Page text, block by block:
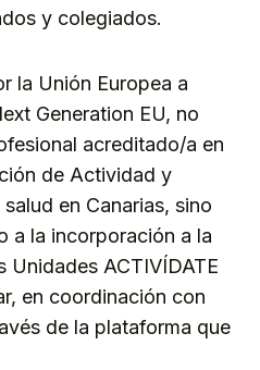
y colegiados.
la Unión Europea a
Generation EU, no
acreditado/a en
de Actividad y
en Canarias, sino
a la incorporación a la
Unidades ACTIVÍDATE
en coordinación con
de la plataforma que